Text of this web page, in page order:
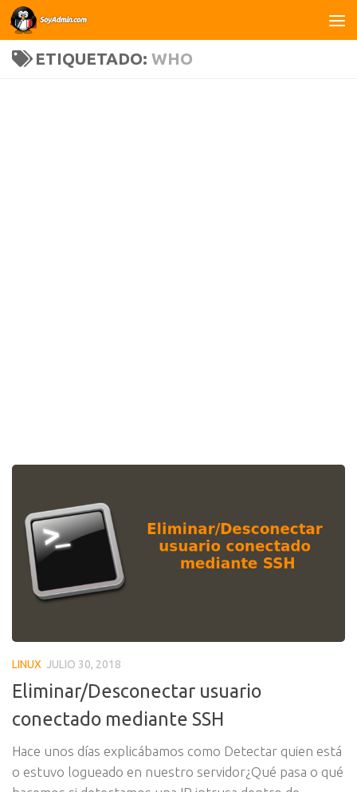
Saltar al contenido
ETIQUETADO: WHO
LINUX JULIO 30, 2018
Eliminar/Desconectar usuario
conectado mediante SSH
Hace unos días explicábamos como Detectar quien está
o estuvo logueado en nuestro servidor¿Qué pasa o qué